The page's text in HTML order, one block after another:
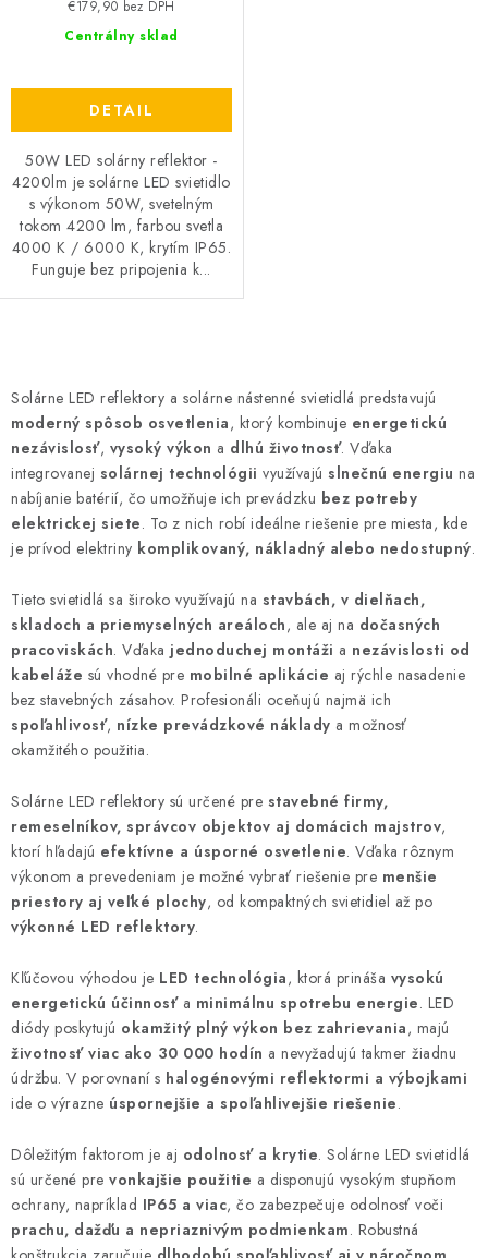
Centrálny sklad
€179,90 bez DPH
DETAIL
50W LED solárny reflektor -
4200lm je solárne LED svietidlo
s výkonom 50W, svetelným
tokom 4200 lm, farbou svetla
4000 K / 6000 K, krytím IP65.
Funguje bez pripojenia k...
v
l
á
d
a
c
i
e
p
r
v
k
y
v
ý
p
i
s
u
Solárne LED reflektory a solárne nástenné svietidlá predstavujú
moderný spôsob osvetlenia, ktorý kombinuje energetickú
nezávislosť, vysoký výkon a dlhú životnosť. Vďaka
integrovanej solárnej technológii využívajú slnečnú energiu na
nabíjanie batérií, čo umožňuje ich prevádzku bez potreby
elektrickej siete. To z nich robí ideálne riešenie pre miesta, kde
je prívod elektriny komplikovaný, nákladný alebo nedostupný.
Tieto svietidlá sa široko využívajú na stavbách, v dielňach,
skladoch a priemyselných areáloch, ale aj na dočasných
pracoviskách. Vďaka jednoduchej montáži a nezávislosti od
kabeláže sú vhodné pre mobilné aplikácie aj rýchle nasadenie
bez stavebných zásahov. Profesionáli oceňujú najmä ich
spoľahlivosť, nízke prevádzkové náklady a možnosť
okamžitého použitia.
Solárne LED reflektory sú určené pre stavebné firmy,
remeselníkov, správcov objektov aj domácich majstrov,
ktorí hľadajú efektívne a úsporné osvetlenie. Vďaka rôznym
výkonom a prevedeniam je možné vybrať riešenie pre menšie
priestory aj veľké plochy, od kompaktných svietidiel až po
výkonné LED reflektory.
Kľúčovou výhodou je LED technológia, ktorá prináša vysokú
energetickú účinnosťa minimálnu spotrebu energie. LED
diódy poskytujú okamžitý plný výkon bez zahrievania, majú
životnosť viac ako 30 000 hodín a nevyžadujú takmer žiadnu
údržbu. V porovnaní s halogénovými reflektormi a výbojkami
ide o výrazne úspornejšie a spoľahlivejšie riešenie.
Dôležitým faktorom je aj odolnosť a krytie. Solárne LED svietidlá
sú určené pre vonkajšie použitie a disponujú vysokým stupňom
ochrany, napríklad IP65 a viac, čo zabezpečuje odolnosť voči
prachu, dažďu a nepriaznivým podmienkam. Robustná